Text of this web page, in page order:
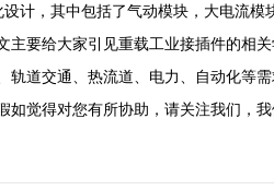
计，其中包括了气动模块，大电流
主要给大家引见重载工业接插件的相
轨道交通、热流道、电力、自动化等
如觉得对您有所协助，请关注我们，